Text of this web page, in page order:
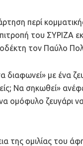
περί
του ΣΥΡΙΖΑ
τον Παύλο
με ένα
Να σηκωθεί»
ομόφυλο ζευγάρι
της ομιλίας του